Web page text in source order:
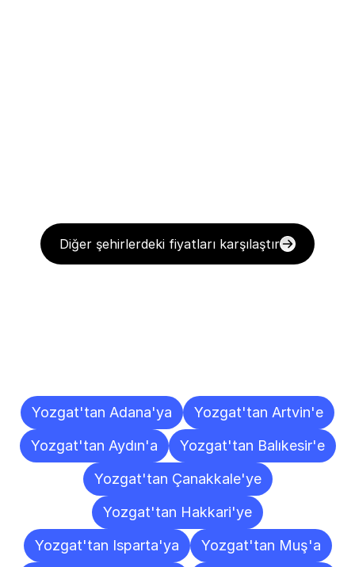
Diğer şehirlerdeki fiyatları karşılaştır
Yozgat'tan Adana'ya
Yozgat'tan Artvin'e
Yozgat'tan Aydın'a
Yozgat'tan Balıkesir'e
Yozgat'tan Çanakkale'ye
Yozgat'tan Hakkari'ye
Yozgat'tan Isparta'ya
Yozgat'tan Muş'a